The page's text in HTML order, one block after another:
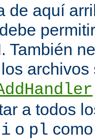
de aquí
También
a todos
o pl